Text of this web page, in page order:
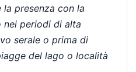
presenza con la
periodi di alta
serale o prima di
del lago o località